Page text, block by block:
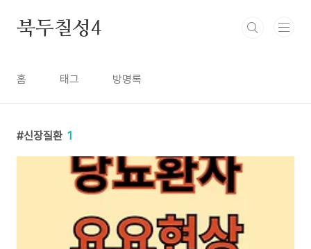
북두칠성4
홈 태그 방명록
신장질환 1